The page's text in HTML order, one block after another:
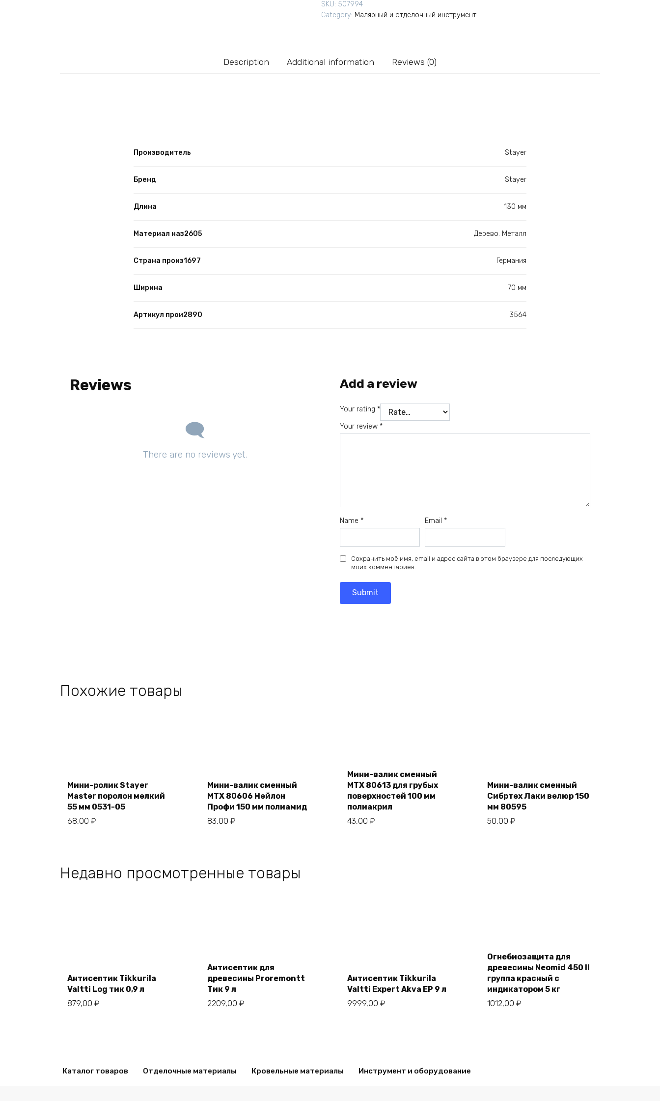
SKU: 507994
Category: Малярный и отделочный инструмент
Description Additional information Reviews (0)
Производитель Stayer
Бренд Stayer
Длина 130 мм
Материал наз2605 Дерево. Металл
Страна произ1697 Германия
Ширина 70 мм
Артикул прои2890 3564
Reviews
There are no reviews yet.
Add a review
Your rating *
Your review *
Name * Email *
Сохранить моё имя, email и адрес сайта в этом браузере для последующих
моих комментариев.
Похожие товары
cart
Мини-ролик Stayer
Master поролон мелкий
55 мм 0531-05
68,00 ₽
cart
Мини-валик сменный
MTX 80606 Нейлон
Профи 150 мм полиамид
83,00 ₽
cart
Мини-валик сменный
MTX 80613 для грубых
поверхностей 100 мм
полиакрил
43,00 ₽
cart
Мини-валик сменный
Сибртех Лаки велюр 150
мм 80595
50,00 ₽
Недавно просмотренные товары
Антисептик Tikkurila
Valtti Log тик 0,9 л
879,00 ₽
cart
Антисептик для
древесины Proremontt
Тик 9 л
2209,00 ₽
Антисептик Tikkurila
Valtti Expert Akva EP 9 л
9999,00 ₽
cart
Огнебиозащита для
древесины Neomid 450 II
группа красный с
индикатором 5 кг
1012,00 ₽
Каталог товаров Отделочные материалы Кровельные материалы Инструмент и оборудование